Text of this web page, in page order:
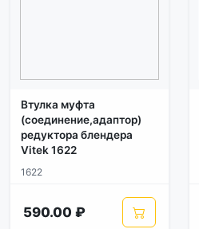
Втулка муфта
(соединение,адаптор)
редуктора блендера
Vitek 1622
1622
590.00 ₽